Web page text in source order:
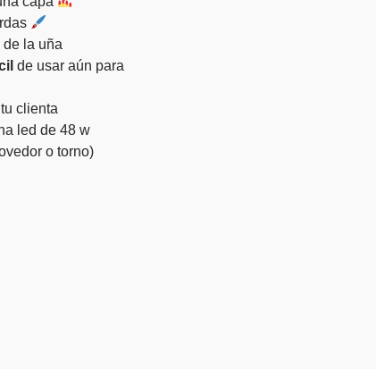
de la uña
de usar aún para
clienta
led de 48 w
o torno)